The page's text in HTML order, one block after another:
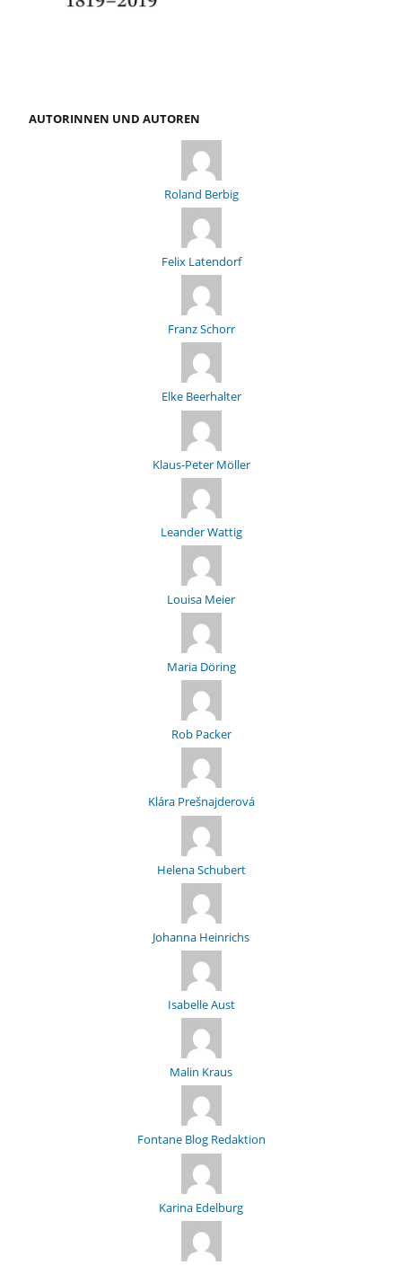
AUTORINNEN UND AUTOREN
Roland Berbig
Felix Latendorf
Franz Schorr
Elke Beerhalter
Klaus-Peter Möller
Leander Wattig
Louisa Meier
Maria Döring
Rob Packer
Klára Prešnajderová
Helena Schubert
Johanna Heinrichs
Isabelle Aust
Malin Kraus
Fontane Blog Redaktion
Karina Edelburg